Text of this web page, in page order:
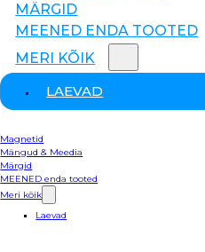
MÄRGID
MEENED ENDA TOOTED
MERI KÕIK
LAEVAD
Magnetid
Mängud & Meedia
Märgid
MEENED enda tooted
Meri kõik
Laevad